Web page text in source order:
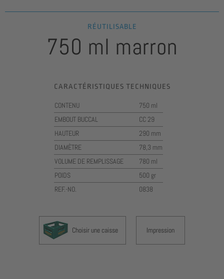
RÉUTILISABLE
750 ml marron
CARACTÉRISTIQUES TECHNIQUES
CONTENU
750 ml
EMBOUT BUCCAL
CC 29
HAUTEUR
290 mm
DIAMÈTRE
78,3 mm
VOLUME DE REMPLISSAGE
780 ml
POIDS
500 gr
REF.-NO.
0838
Choisir une caisse Impression